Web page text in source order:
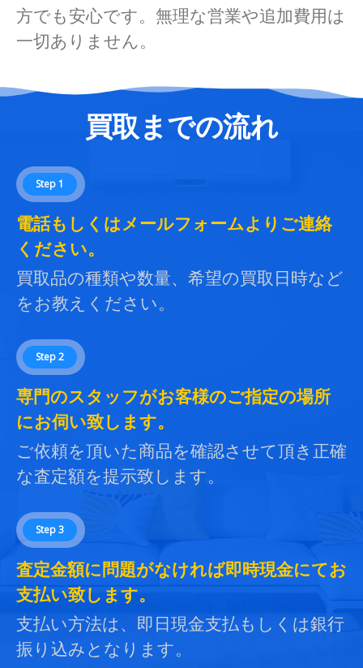
方でも安心です。無理な営業や追加費用は
一切ありません。
買取までの流れ
Step 1
電話もしくはメールフォームよりご連絡
ください。
買取品の種類や数量、希望の買取日時など
をお教えください。
Step 2
専門のスタッフがお客様のご指定の場所
にお伺い致します。
ご依頼を頂いた商品を確認させて頂き正確
な査定額を提示致します。
Step 3
査定金額に問題がなければ即時現金にてお
支払い致します。
支払い方法は、即日現金支払もしくは銀行
振り込みとなります。